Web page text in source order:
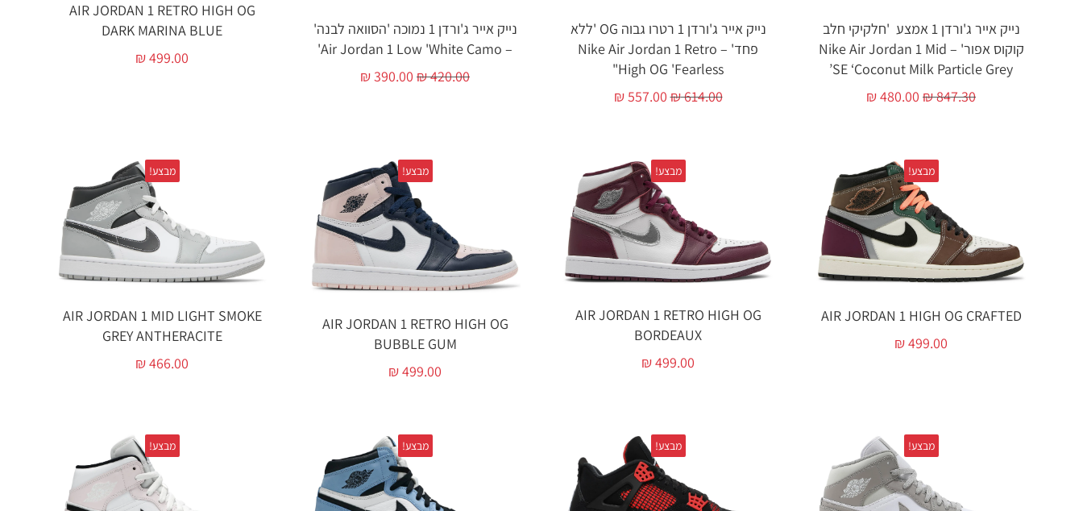
נייק אייר ג'ורדן 1 אמצע 'חלקיקי חלב
קוקוס אפור' – Nike Air Jordan 1 Mid
SE ‘Coconut Milk Particle Grey’
₪847.30
₪480.00
נייק אייר ג'ורדן 1 רטרו גבוה OG 'ללא
פחד' – Nike Air Jordan 1 Retro
High OG 'Fearless"
₪614.00
₪557.00
נייק אייר ג'ורדן 1 נמוכה 'הסוואה לבנה'
– Air Jordan 1 Low 'White Camo'
₪420.00
₪390.00
AIR JORDAN 1 RETRO HIGH OG
DARK MARINA BLUE
₪499.00
מבצע!
AIR JORDAN 1 HIGH OG CRAFTED
₪499.00
מבצע!
AIR JORDAN 1 RETRO HIGH OG
BORDEAUX
₪499.00
מבצע!
AIR JORDAN 1 RETRO HIGH OG
BUBBLE GUM
₪499.00
מבצע!
AIR JORDAN 1 MID LIGHT SMOKE
GREY ANTHERACITE
₪466.00
מבצע! מבצע! מבצע! מבצע!